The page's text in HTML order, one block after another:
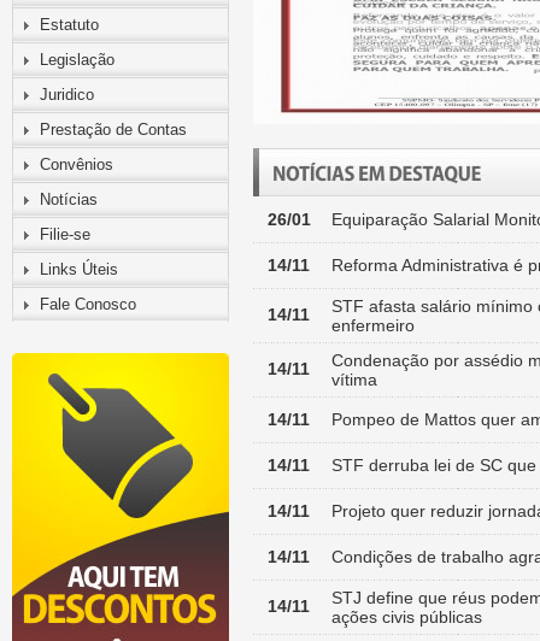
Estatuto
Legislação
Juridico
Prestação de Contas
Convênios
Notícias
Filie-se
Links Úteis
Fale Conosco
26/01 Equiparação Salarial
14/11 Reforma Administrativa é
14/11
STF afasta salário
enfermeiro
14/11
Condenação por assédio
vítima
14/11 Pompeo de Mattos quer
14/11 STF derruba lei de SC
14/11 Projeto quer reduzir
14/11 Condições de trabalho
14/11
STJ define que réus
ações civis públicas